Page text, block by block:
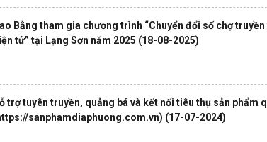
Bằng tham gia chương trình “Chuyển đổi số chợ
tử” tại Lạng Sơn năm 2025 (18-08-2025)
trợ tuyên truyền, quảng bá và kết nối tiêu thụ sản phẩm
sanphamdiaphuong.com.vn) (17-07-2024)